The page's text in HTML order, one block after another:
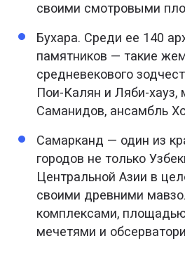
своими смотровыми
Бухара. Среди ее 140
памятников — такие
средневекового
Пои-Калян и Ляби-хауз,
Саманидов, ансамбль
Самарканд — один из
городов не только
Центральной Азии в
своими древними
комплексами,
мечетями и